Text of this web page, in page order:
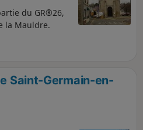
du GR®26,
la Mauldre.
Saint-Germain-en-